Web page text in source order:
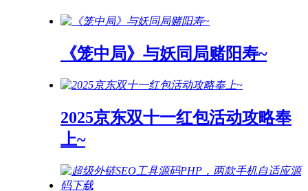
《笼中局》与妖同局赌阳寿~
2025京东双十一红包活动攻略奉
上~